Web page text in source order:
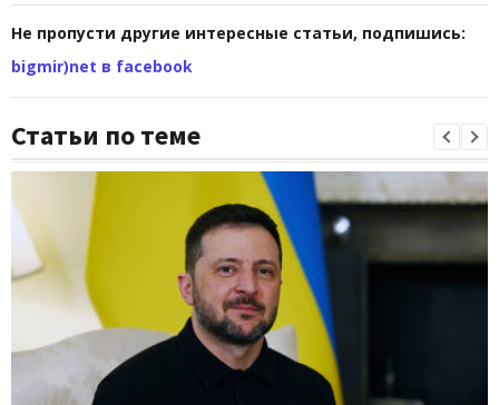
Не пропусти другие интересные статьи, подпишись:
bigmir)net в facebook
Статьи по теме